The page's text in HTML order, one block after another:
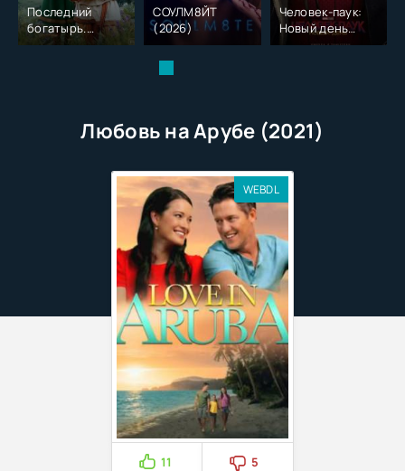
Последний
богатырь.
Колобок (2026)
СОУЛМ8ЙТ
(2026)
Человек-паук:
Новый день
(2026)
Любовь на Арубе (2021)
WEBDL
11
5